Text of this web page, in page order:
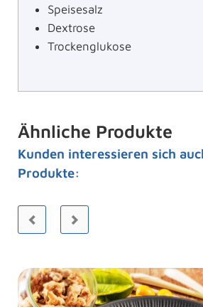
Speisesalz
Dextrose
Trockenglukose
Ähnliche Produkte
Kunden interessieren sich
Produkte: